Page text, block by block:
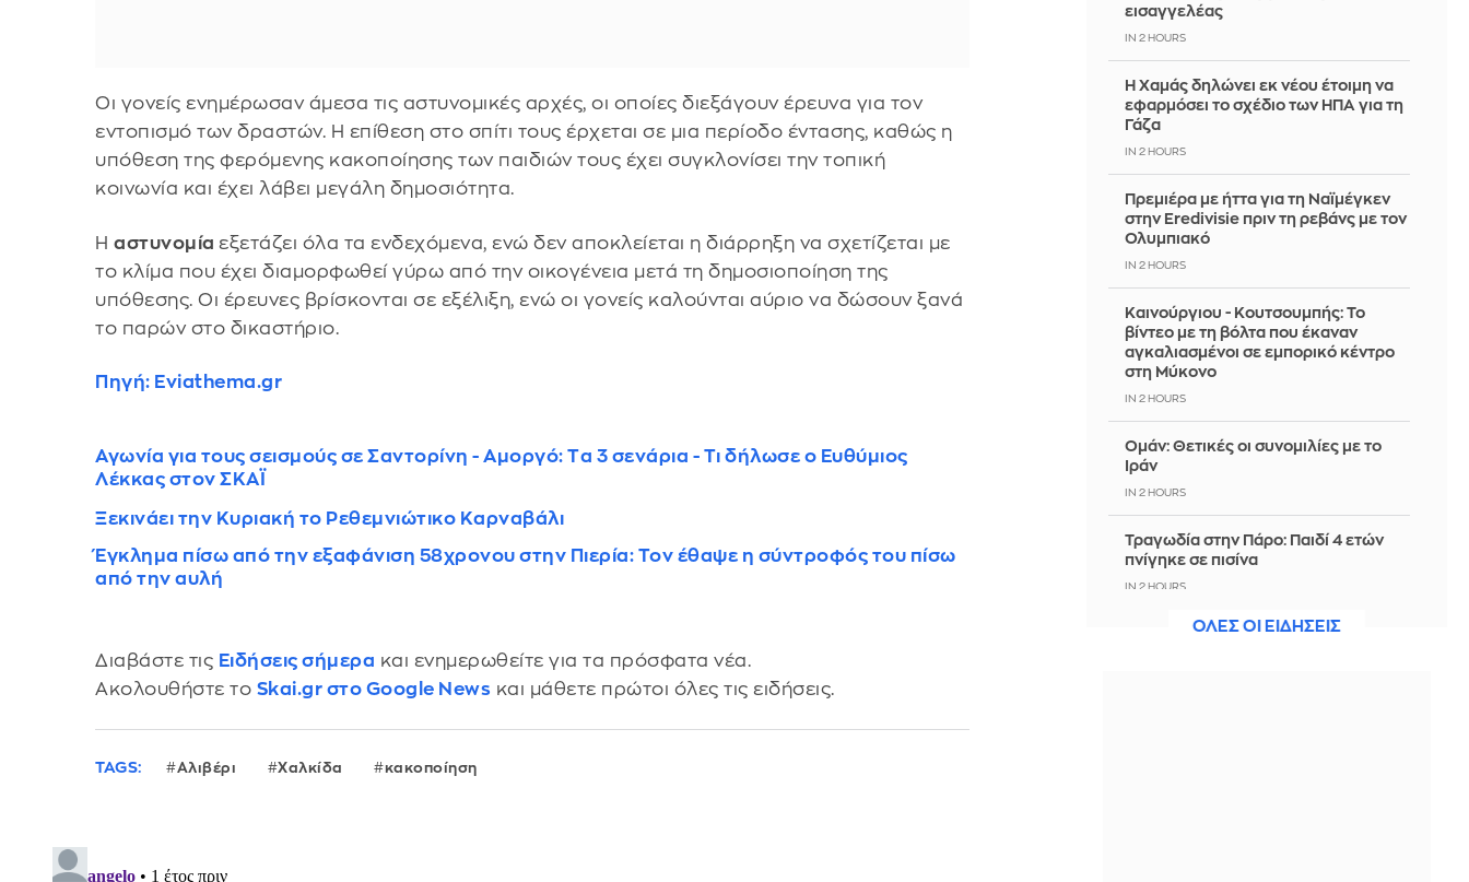
Οι γονείς ενημέρωσαν άμεσα τις αστυνομικές αρχές, οι οποίες διεξάγουν έρευνα για τον
εντοπισμό των δραστών. Η επίθεση στο σπίτι τους έρχεται σε μια περίοδο έντασης, καθώς η
υπόθεση της φερόμενης κακοποίησης των παιδιών τους έχει συγκλονίσει την τοπική
κοινωνία και έχει λάβει μεγάλη δημοσιότητα.
Ηαστυνομίαεξετάζει όλα τα ενδεχόμενα, ενώ δεν αποκλείεται η διάρρηξη να σχετίζεται με
το κλίμα που έχει διαμορφωθεί γύρω από την οικογένεια μετά τη δημοσιοποίηση της
υπόθεσης. Οι έρευνες βρίσκονται σε εξέλιξη, ενώ οι γονείς καλούνται αύριο να δώσουν ξανά
το παρών στο δικαστήριο.
Πηγή: Eviathema.gr
Αγωνία για τους σεισμούς σε Σαντορίνη - Αμοργό: Tα 3 σενάρια - Τι δήλωσε ο Ευθύμιος
Λέκκας στον ΣΚΑΪ
Ξεκινάει την Κυριακή το Ρεθεμνιώτικο Καρναβάλι
Έγκλημα πίσω από την εξαφάνιση 58χρονου στην Πιερία: Τον έθαψε η σύντροφός του πίσω
από την αυλή
Διαβάστε τις Ειδήσεις σήμερα και ενημερωθείτε για τα πρόσφατα νέα.
Ακολουθήστε το Skai.gr στο Google News και μάθετε πρώτοι όλες τις ειδήσεις.
TAGS: Αλιβέρι Χαλκίδα κακοποίηση
εισαγγελέας
IN 2 HOURS
Η Χαμάς δηλώνει εκ νέου έτοιμη να
εφαρμόσει το σχέδιο των ΗΠΑ για τη
Γάζα
IN 2 HOURS
Πρεμιέρα με ήττα για τη Ναϊμέγκεν
στην Eredivisie πριν τη ρεβάνς με τον
Ολυμπιακό
IN 2 HOURS
Καινούργιου - Κουτσουμπής: Το
βίντεο με τη βόλτα που έκαναν
αγκαλιασμένοι σε εμπορικό κέντρο
στη Μύκονο
IN 2 HOURS
Ομάν: Θετικές οι συνομιλίες με το
Ιράν
IN 2 HOURS
Τραγωδία στην Πάρο: Παιδί 4 ετών
πνίγηκε σε πισίνα
IN 2 HOURS
Χαμός στο Κόσοβο: Επίθεση με αυγά
ΟΛΕΣ ΟΙ ΕΙΔΗΣΕΙΣ